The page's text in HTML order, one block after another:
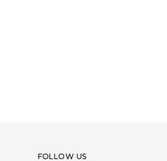
FOLLOW US